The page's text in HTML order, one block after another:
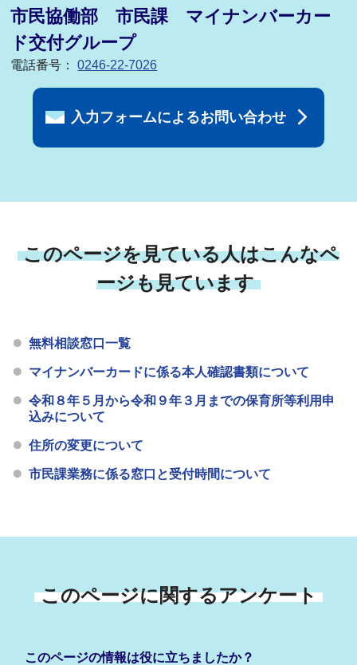
市民協働部 市民課 マイナンバーカー
ド交付グループ
電話番号：0246-22-7026
入力フォームによるお問い合わせ
このページを見ている人はこんなペ
ージも見ています
無料相談窓口一覧
マイナンバーカードに係る本人確認書類について
令和８年５月から令和９年３月までの保育所等利用申
込みについて
住所の変更について
市民課業務に係る窓口と受付時間について
このページに関するアンケート
このページの情報は役に立ちましたか？